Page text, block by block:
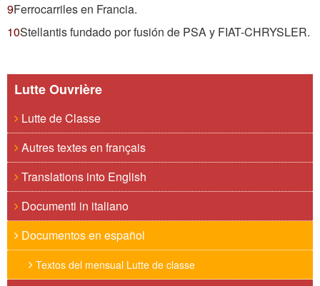
9Ferrocarriles en Francia.
10Stellantis fundado por fusión de PSA y FIAT-CHRYSLER.
Lutte Ouvrière
Lutte de Classe
Autres textes en français
Translations into English
Documenti in italiano
Documentos en español
Textos del mensual Lutte de classe